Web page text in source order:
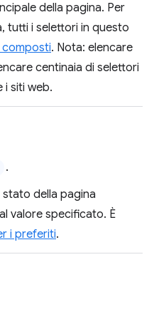
della pagina. Per
tutti i selettori in questo
. Nota: elencare
centinaia di selettori
i siti web.
.
della pagina
valore specificato. È
i preferiti.